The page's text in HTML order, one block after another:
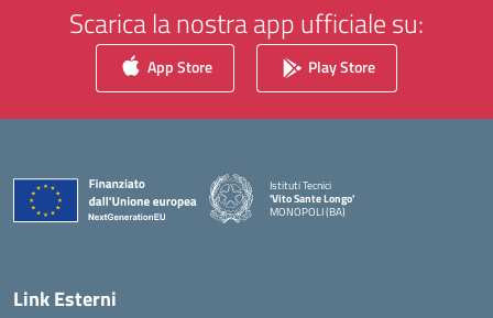
Scarica la nostra app ufficiale su:
App Store Play Store
Istituti Tecnici
'Vito Sante Longo'
MONOPOLI (BA)
Link Esterni